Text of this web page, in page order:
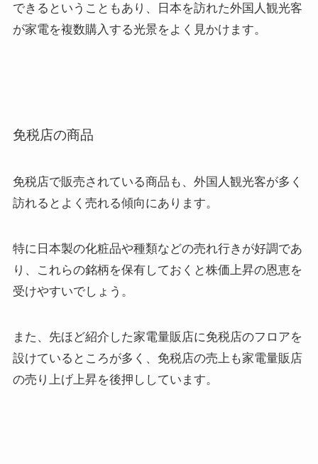
できるということもあり、日本を訪れた外国人観光客
が家電を複数購入する光景をよく見かけます。
免税店の商品
免税店で販売されている商品も、外国人観光客が多く
訪れるとよく売れる傾向にあります。
特に日本製の化粧品や種類などの売れ行きが好調であ
り、これらの銘柄を保有しておくと株価上昇の恩恵を
受けやすいでしょう。
また、先ほど紹介した家電量販店に免税店のフロアを
設けているところが多く、免税店の売上も家電量販店
の売り上げ上昇を後押ししています。